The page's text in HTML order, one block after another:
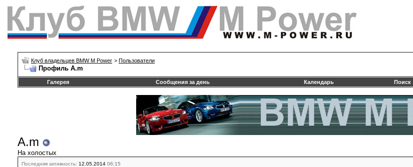
Клуб владельцев BMW M Power > Пользователи
Профиль A.m
Галерея Сообщения за день Календарь Поиск
A.m
На холостых
Последняя активность: 12.05.2014 06:15